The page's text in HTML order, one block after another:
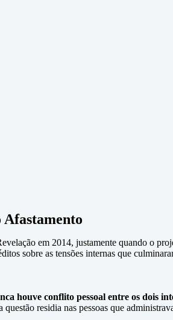
Afastamento
em 2014, justamente quando o
sobre as tensões internas que
houve conflito pessoal entre os dois
residia nas pessoas que